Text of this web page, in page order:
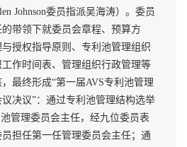
Johnson委员指派吴海涛）。委员
带领下就委员会章程、预算方
授权指导原则、专利池管理组织
作时间表、管理组织行政管理等
最终形成“第一届AVS专利池管理
决议”：通过专利池管理结构选举
管理委员会主任，经九位委员表
担任第一任管理委员会主任；通